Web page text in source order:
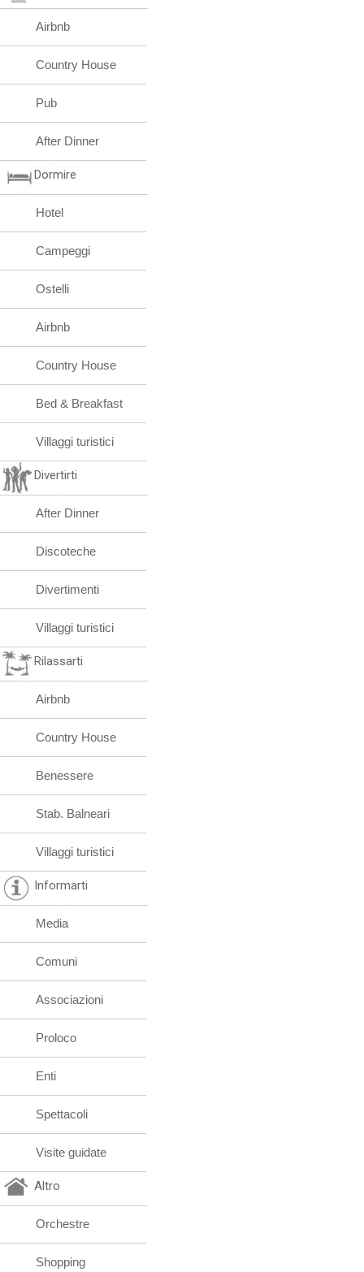
Airbnb
Country House
Pub
After Dinner
Dormire
Hotel
Campeggi
Ostelli
Airbnb
Country House
Bed & Breakfast
Villaggi turistici
Divertirti
After Dinner
Discoteche
Divertimenti
Villaggi turistici
Rilassarti
Airbnb
Country House
Benessere
Stab. Balneari
Villaggi turistici
Informarti
Media
Comuni
Associazioni
Proloco
Enti
Spettacoli
Visite guidate
Altro
Orchestre
Shopping